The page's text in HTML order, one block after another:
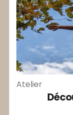
Atelier